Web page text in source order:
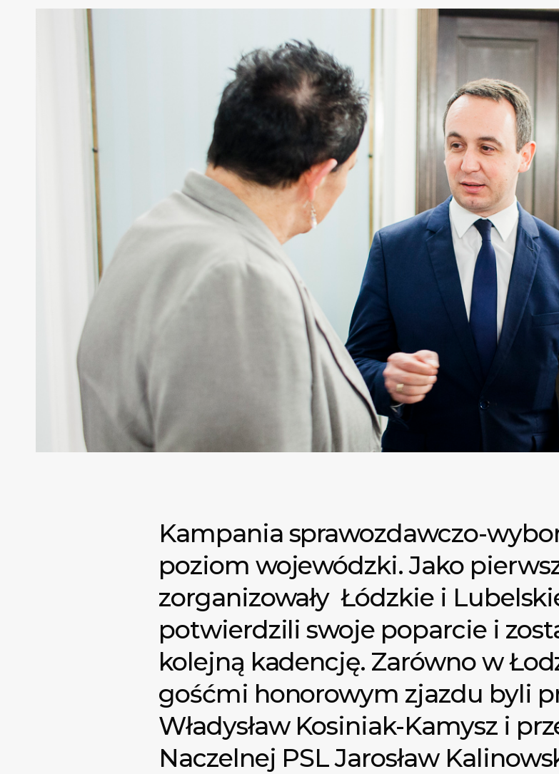
Kampania sprawozdawczo-
poziom wojewódzki. Jako
zorganizowały Łódzkie i
potwierdzili swoje poparcie i
kolejną kadencję. Zarówno w
gośćmi honorowym zjazdu byli
Władysław Kosiniak-Kamysz i
Naczelnej PSL Jarosław